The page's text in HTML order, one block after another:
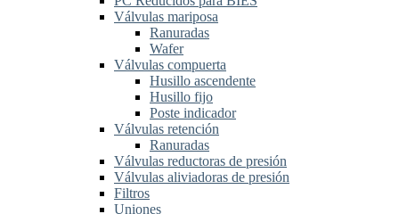
Válvulas mariposa
Ranuradas
Wafer
Válvulas compuerta
Husillo ascendente
Husillo fijo
Poste indicador
Válvulas retención
Ranuradas
Válvulas reductoras de presión
Válvulas aliviadoras de presión
Filtros
Uniones